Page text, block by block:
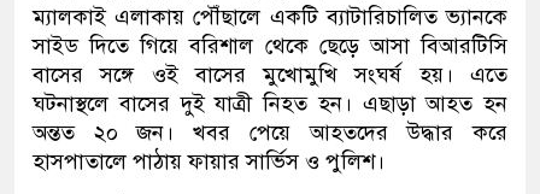
ম্যালকাই এলাকায় পৌঁছালে একটি ব্যাটারিচালিত ভ্যানকে
সাইড দিতে গিয়ে বরিশাল থেকে ছেড়ে আসা বিআরটিসি
বাসের সঙ্গে ওই বাসের মুখোমুখি সংঘর্ষ হয়। এতে
ঘটনাস্থলে বাসের দুই যাত্রী নিহত হন। এছাড়া আহত হন
অন্তত ২০ জন। খবর পেয়ে আহতদের উদ্ধার করে
হাসপাতালে পাঠায় ফায়ার সার্ভিস ও পুলিশ।